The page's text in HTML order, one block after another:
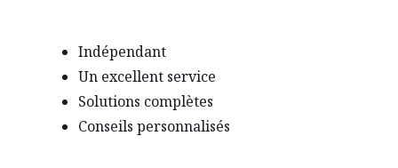
Indépendant
Un excellent service
Solutions complètes
Conseils personnalisés